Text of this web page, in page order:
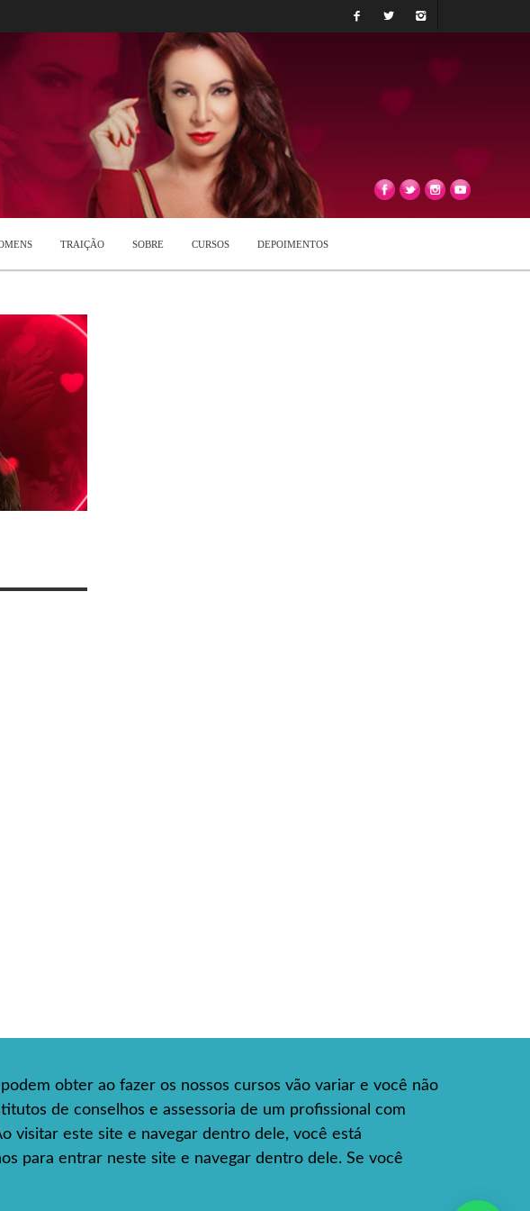
TRAIÇÃO SOBRE CURSOS DEPOIMENTOS
obter ao fazer os nossos cursos vão variar e você não
de conselhos e assessoria de um profissional com
visitar este site e navegar dentro dele, você está
para entrar neste site e navegar dentro dele. Se você